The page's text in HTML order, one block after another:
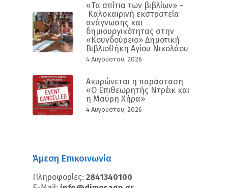
«Τα σπίτια των βιβλίων» –
Καλοκαιρινή εκστρατεία
ανάγνωσης και
δημιουργικότητας στην
«Κουνδούρειο» Δημοτική
Βιβλιοθήκη Αγίου Νικολάου
4 Αυγούστου, 2026
Ακυρώνεται η παράσταση
«Ο Επιθεωρητής Ντρέικ και
η Μαύρη Χήρα»
4 Αυγούστου, 2026
Άμεση Επικοινωνία
Πληροφορίες: 2841340100